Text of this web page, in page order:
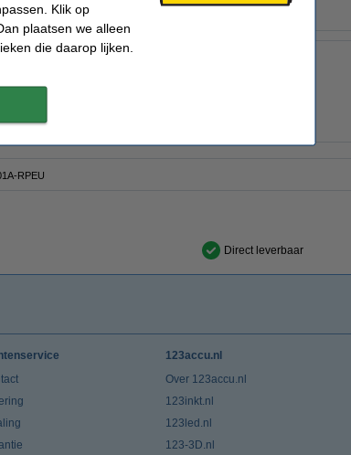
zodat de lader ook in de auto gebruikt kan worden.
4,2 V
RPEU
Direct leverbaar
123accu.nl
Over 123accu.nl
123inkt.nl
123led.nl
123-3D.nl
Klik op
plaatsen we alleen
die daarop lijken.